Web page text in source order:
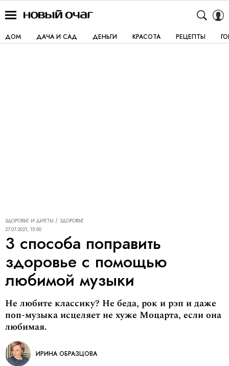
ДОМ ДАЧА И САД ДЕНЬГИ КРАСОТА РЕЦЕПТЫ
ЗДОРОВЬЕ И ДИЕТЫ
ЗДОРОВЬЕ
27.07.2021, 15:00
3 способа поправить
здоровье с помощью
любимой музыки
Не любите классику? Не беда, рок и рэп и даже
поп-музыка исцеляет не хуже Моцарта, если она
любимая.
ИРИНА ОБРАЗЦОВА